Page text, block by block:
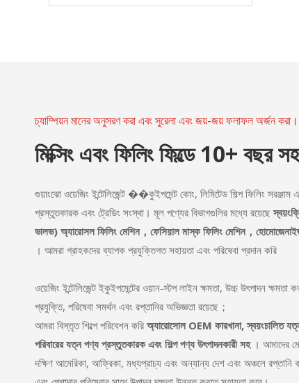
এর জন্য
চ্যাম্পিয়ন মানের অনুসরণ করা এবং সুরেলা এবং জয়-জয় ফলাফল অর্জন করা।
মিক্সিং এবং ফিলিং ফিল্ডে 10+ বছর
গুয়াংঝো ওয়েজিং ইন্টেলিজেন্ট ��কুইপমেন্ট কোং, লিমিটেড শিল্প ফিলিং
প্রস্তুতকারক এবং ট্রেডিং সংস্থা। মূল পণ্যের বিভাগগুলির মধ্যে রয়েছে
ভালভ) অ্যারোসল ফিলিং মেশিন，ফেসিয়াল মাস্ক ফিলিং মেশিন，
। আমরা গ্রাহকদের ব্যাপক প্রযুক্তিগত সহায়তা এবং পরিষেবা প্রদান করি
ওয়েজিং ইন্টেলিজেন্ট ইকুইপমেন্টের ওয়ান-স্টপ লাইন ক্ষমতা, উচ্চ উৎপাদন ক্ষমতা
প্রযুক্তি, পরিষেবা সমর্থন এবং রপ্তানির অভিজ্ঞতা রয়েছে；
আমরা বিস্তৃত শিল্পে পরিবেশন করি অ্যারোসোল OEM কারখানা, স্বয়ংচালিত
পরিবারের যত্ন পণ্য প্রস্তুতকারক এবং শিল্প পণ্য উৎপাদনকারী সহ । আমাদের
দক্ষিণ আমেরিকা, আফ্রিকা, মধ্যপ্রাচ্য এবং অন্যান্য দেশ এবং অঞ্চলে রপ্তানি